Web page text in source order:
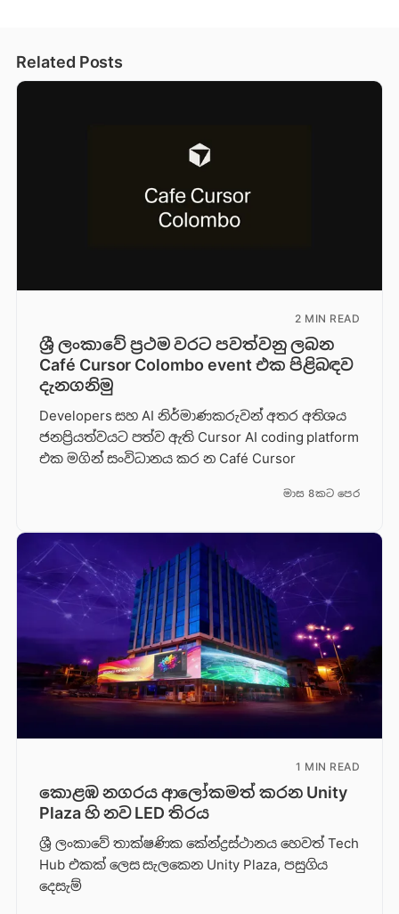
Related Posts
2 MIN READ
ශ්‍රී ලංකාවේ ප්‍රථම වරට පවත්වනු ලබන
Café Cursor Colombo event එක පිළිබඳව
දැනගනිමු
Developers සහ AI නිර්මාණකරුවන් අතර අතිශය
ජනප්‍රියත්වයට පත්ව ඇති Cursor AI coding platform
එක මගින් සංවිධානය කර න Café Cursor
මාස 8කට පෙර
1 MIN READ
කොළඹ නගරය ආලෝකමත් කරන Unity
Plaza හි නව LED තිරය
ශ්‍රී ලංකාවේ තාක්ෂණික කේන්ද්‍රස්ථානය හෙවත් Tech
Hub එකක් ලෙස සැලකෙන Unity Plaza, පසුගිය
දෙසැම්